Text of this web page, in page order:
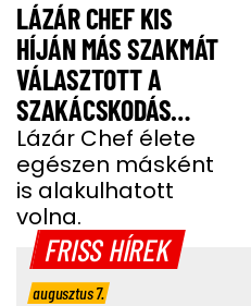
LÁZÁR CHEF KIS
HÍJÁN MÁS SZAKMÁT
VÁLASZTOTT A
SZAKÁCSKODÁS
HELYETT
Lázár Chef élete
egészen másként
is alakulhatott
volna.
FRISS HÍREK
augusztus 7.